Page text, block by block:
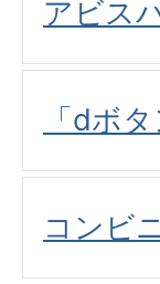
アビス
「dボ
コンビ